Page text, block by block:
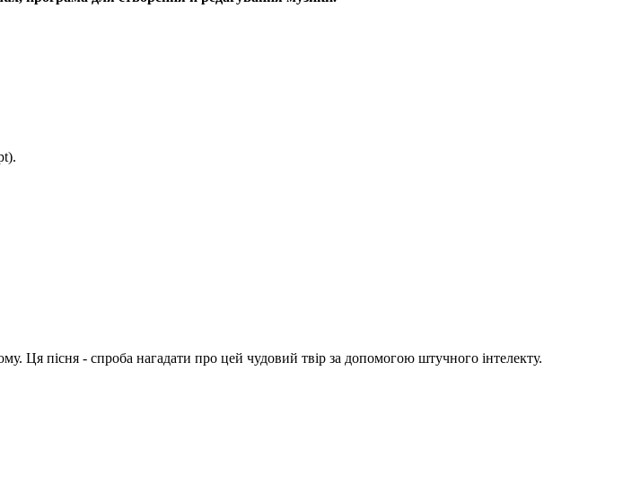
Ця пісня - спроба нагадати про цей чудовий твір за допомогою штучного інтелекту.